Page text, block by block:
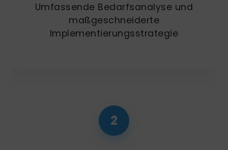
Umfassende Bedarfsanalyse und
maßgeschneiderte
Implementierungsstrategie
2